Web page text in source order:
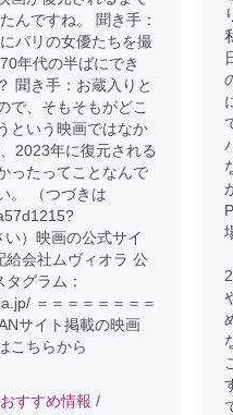
んですね。 聞き手：
パリの女優たちを撮
年代の半ばにでき
聞き手：お蔵入りと
で、そもそもがどこ
という映画ではなか
2023年に復元される
ったってことなんで
。 （つづきは
）映画の公式サイ
給会社ムヴィオラ 公
グラム：
＝＝＝＝＝＝＝＝
サイト掲載の映画
こちらから
おすすめ情報 /